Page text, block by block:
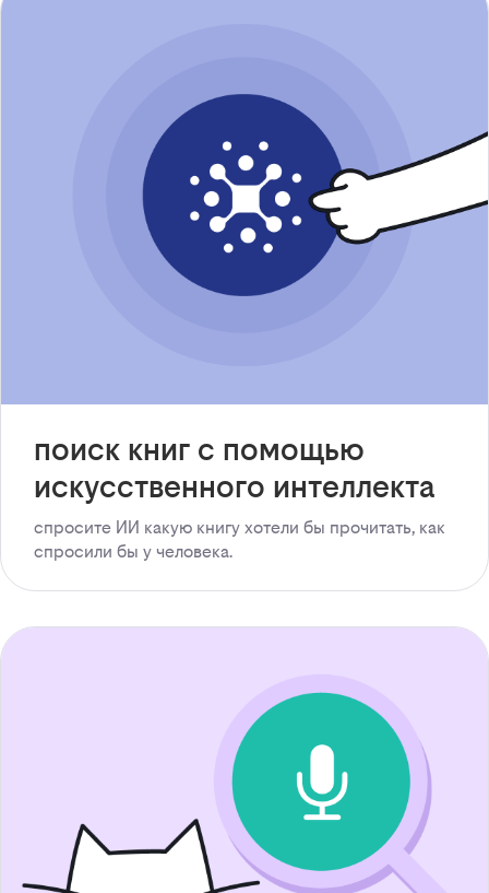
поиск книг с помощью
искусственного интеллекта
спросите ИИ какую книгу хотели бы прочитать, как
спросили бы у человека.